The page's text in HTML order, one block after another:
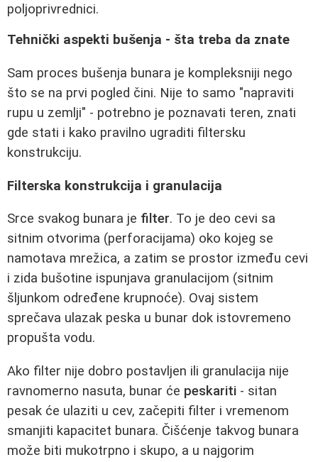
poljoprivrednici.
Tehnički aspekti bušenja - šta treba da znate
Sam proces bušenja bunara je kompleksniji nego
što se na prvi pogled čini. Nije to samo "napraviti
rupu u zemlji" - potrebno je poznavati teren, znati
gde stati i kako pravilno ugraditi filtersku
konstrukciju.
Filterska konstrukcija i granulacija
Srce svakog bunara je filter. To je deo cevi sa
sitnim otvorima (perforacijama) oko kojeg se
namotava mrežica, a zatim se prostor između cevi
i zida bušotine ispunjava granulacijom (sitnim
šljunkom određene krupnoće). Ovaj sistem
sprečava ulazak peska u bunar dok istovremeno
propušta vodu.
Ako filter nije dobro postavljen ili granulacija nije
ravnomerno nasuta, bunar će peskariti - sitan
pesak će ulaziti u cev, začepiti filter i vremenom
smanjiti kapacitet bunara. Čišćenje takvog bunara
može biti mukotrpno i skupo, a u najgorim